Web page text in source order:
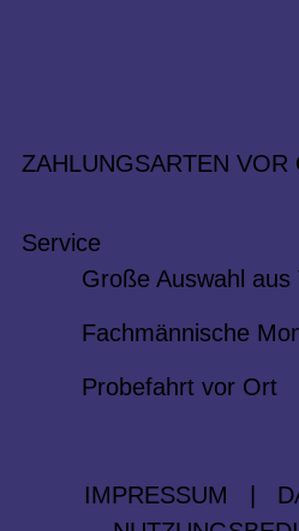
ZAHLUNGSARTEN VOR
Service
Große Auswahl aus
Fachmännische
Probefahrt vor Ort
IMPRESSUM